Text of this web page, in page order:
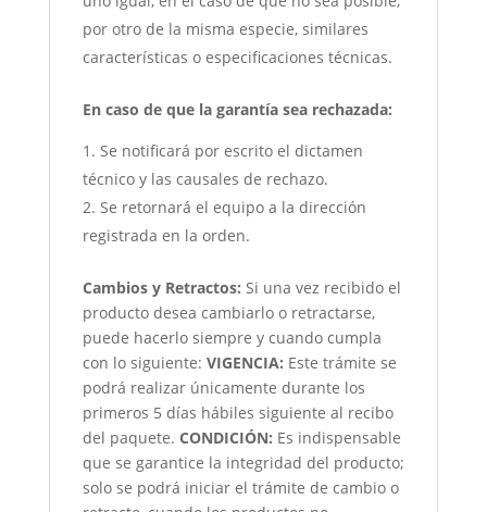
por otro de la misma especie, similares
características o especificaciones técnicas.
En caso de que la garantía sea rechazada:
Se notificará por escrito el dictamen
técnico y las causales de rechazo.
Se retornará el equipo a la dirección
registrada en la orden.
Cambios y Retractos: Si una vez recibido el
producto desea cambiarlo o retractarse,
puede hacerlo siempre y cuando cumpla
con lo siguiente: VIGENCIA: Este trámite se
podrá realizar únicamente durante los
primeros 5 días hábiles siguiente al recibo
del paquete. CONDICIÓN: Es indispensable
que se garantice la integridad del producto;
solo se podrá iniciar el trámite de cambio o